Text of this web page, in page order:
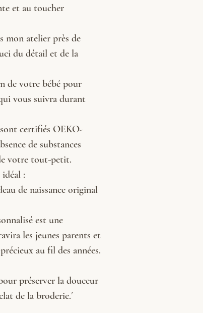
et au toucher
mon atelier près de
du détail et de la
de votre bébé pour
vous suivra durant
certifiés OEKO-
de substances
votre tout-petit.
idéal :
de naissance original
est une
les jeunes parents et
au fil des années.
préserver la douceur
de la broderie.´